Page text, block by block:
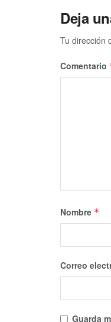
Deja
Tu dirección
Comentario
Nombre *
Correo
Guarda